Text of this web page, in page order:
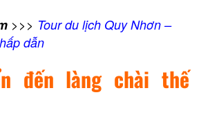
>>> Tour du lịch Quy Nhơn –
dẫn
đến làng chài thế